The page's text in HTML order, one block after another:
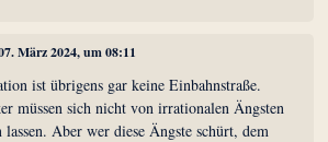
März 2024, um 08:11
ist übrigens gar keine Einbahnstraße.
müssen sich nicht von irrationalen Ängsten
lassen. Aber wer diese Ängste schürt, dem